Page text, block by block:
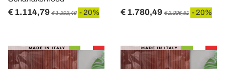
€ 1.114,79 € 1.393,48 - 20% € 1.780,49 € 2.225,61 - 20%